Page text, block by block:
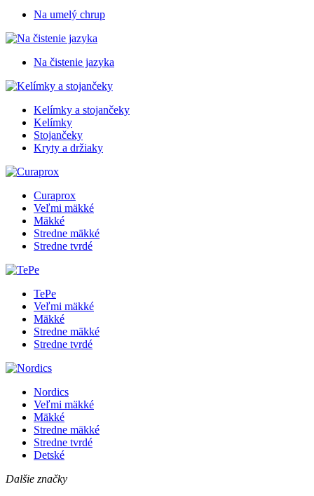
Na umelý chrup
Na čistenie jazyka
Kelímky a stojančeky
Kelímky
Stojančeky
Kryty a držiaky
Curaprox
Veľmi mäkké
Mäkké
Stredne mäkké
Stredne tvrdé
TePe
Veľmi mäkké
Mäkké
Stredne mäkké
Stredne tvrdé
Nordics
Veľmi mäkké
Mäkké
Stredne mäkké
Stredne tvrdé
Detské
Dalšie značky